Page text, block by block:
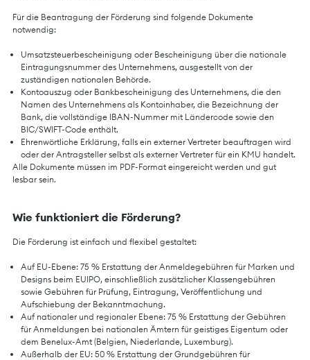
Für die Beantragung der Förderung sind folgende Dokumente
notwendig:
Umsatzsteuerbescheinigung oder Bescheinigung über die nationale
Eintragungsnummer des Unternehmens, ausgestellt von der
zuständigen nationalen Behörde.
Kontoauszug oder Bankbescheinigung des Unternehmens, die den
Namen des Unternehmens als Kontoinhaber, die Bezeichnung der
Bank, die vollständige IBAN-Nummer mit Ländercode sowie den
BIC/SWIFT-Code enthält.
Ehrenwörtliche Erklärung, falls ein externer Vertreter beauftragen wird
oder der Antragsteller selbst als externer Vertreter für ein KMU handelt.
Alle Dokumente müssen im PDF-Format eingereicht werden und gut
lesbar sein.
Wie funktioniert die Förderung?
Die Förderung ist einfach und flexibel gestaltet:
Auf EU-Ebene: 75 % Erstattung der Anmeldegebühren für Marken und
Designs beim EUIPO, einschließlich zusätzlicher Klassengebühren
sowie Gebühren für Prüfung, Eintragung, Veröffentlichung und
Aufschiebung der Bekanntmachung.
Auf nationaler und regionaler Ebene: 75 % Erstattung der Gebühren
für Anmeldungen bei nationalen Ämtern für geistiges Eigentum oder
dem Benelux-Amt (Belgien, Niederlande, Luxemburg).
Außerhalb der EU: 50 % Erstattung der Grundgebühren für